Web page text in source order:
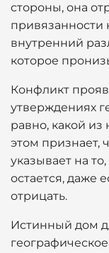
стороны, она
привязанности
внутренний
которое
Конфликт
утверждениях
равно, какой
этом признает,
указывает на
остается, даже
отрицать.
Истинный дом